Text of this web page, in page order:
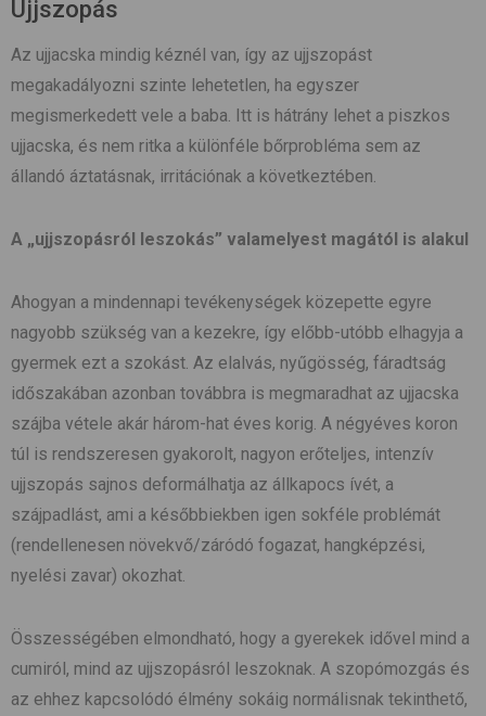
Ujjszopás
Az ujjacska mindig kéznél van, így az ujjszopást
megakadályozni szinte lehetetlen, ha egyszer
megismerkedett vele a baba. Itt is hátrány lehet a piszkos
ujjacska, és nem ritka a különféle bőrprobléma sem az
állandó áztatásnak, irritációnak a következtében.
A „ujjszopásról leszokás” valamelyest magától is alakul
Ahogyan a mindennapi tevékenységek közepette egyre
nagyobb szükség van a kezekre, így előbb-utóbb elhagyja a
gyermek ezt a szokást. Az elalvás, nyűgösség, fáradtság
időszakában azonban továbbra is megmaradhat az ujjacska
szájba vétele akár három-hat éves korig. A négyéves koron
túl is rendszeresen gyakorolt, nagyon erőteljes, intenzív
ujjszopás sajnos deformálhatja az állkapocs ívét, a
szájpadlást, ami a későbbiekben igen sokféle problémát
(rendellenesen növekvő/záródó fogazat, hangképzési,
nyelési zavar) okozhat.
Összességében elmondható, hogy a gyerekek idővel mind a
cumiról, mind az ujjszopásról leszoknak. A szopómozgás és
az ehhez kapcsolódó élmény sokáig normálisnak tekinthető,